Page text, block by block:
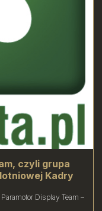
czyli grupa
Kadry
Paramotor Display Team –